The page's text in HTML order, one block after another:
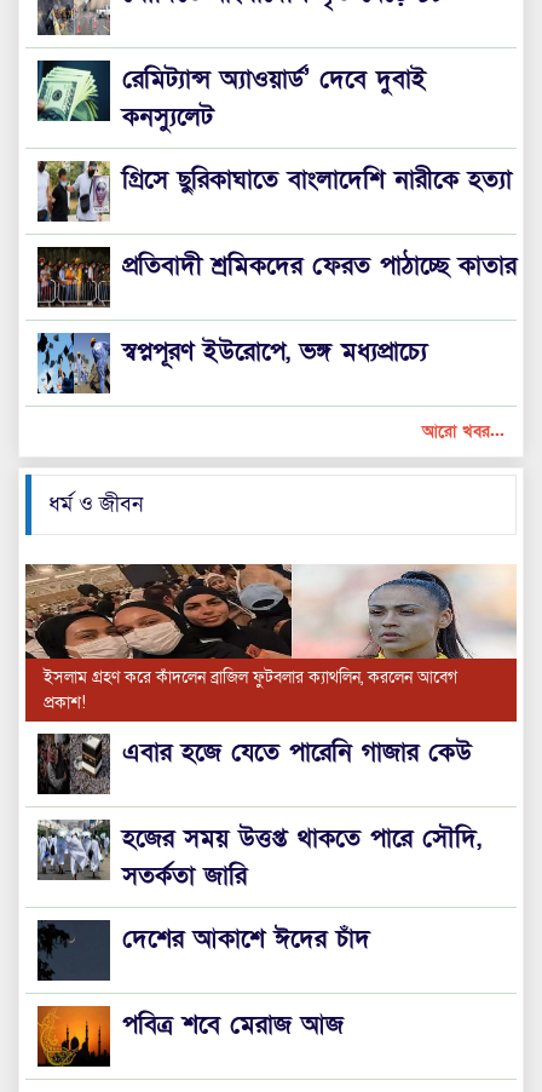
রেমিট্যান্স অ্যাওয়ার্ড’ দেবে দুবাই
কনস্যুলেট
গ্রিসে ছুরিকাঘাতে বাংলাদেশি নারীকে হত্যা
প্রতিবাদী শ্রমিকদের ফেরত পাঠাচ্ছে কাতার
স্বপ্নপূরণ ইউরোপে, ভঙ্গ মধ্যপ্রাচ্যে
আরো খবর...
ধর্ম ও জীবন
ইসলাম গ্রহণ করে কাঁদলেন ব্রাজিল ফুটবলার ক্যাথলিন, করলেন আবেগ
প্রকাশ!
এবার হজে যেতে পারেনি গাজার কেউ
হজের সময় উত্তপ্ত থাকতে পারে সৌদি,
সতর্কতা জারি
দেশের আকাশে ঈদের চাঁদ
পবিত্র শবে মেরাজ আজ